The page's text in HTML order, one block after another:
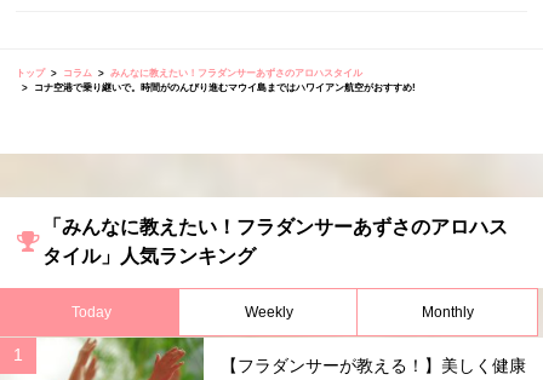
トップ コラム
みんなに教えたい！フラダンサーあずさのアロハスタイル
コナ空港で乗り継いで。時間がのんびり進むマウイ島まではハワイアン航空がおすすめ!
「みんなに教えたい！フラダンサーあずさのアロハス
タイル」人気ランキング
Today Weekly Monthly
【フラダンサーが教える！】美しく健康